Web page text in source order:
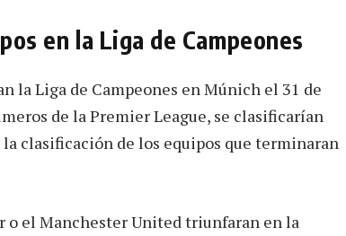
en la Liga de Campeones
la Liga de Campeones en Múnich el 31 de
de la Premier League, se clasificarían
clasificación de los equipos que terminaran
el Manchester United triunfaran en la